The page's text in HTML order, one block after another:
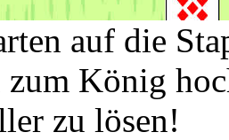
auf die
zum König
zu lösen!